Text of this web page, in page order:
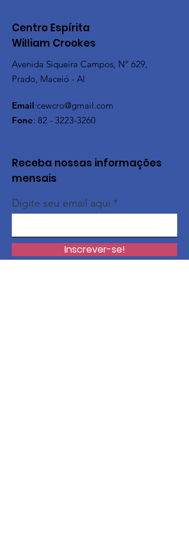
Centro Espírita
William Crookes
Avenida Siqueira Campos, Nº 629,
Prado, Maceió - Al
Email:cewcro@gmail.com
Fone: 82 - 3223-3260
Receba nossas informações
mensais
Digite seu email aqui
Inscrever-se!